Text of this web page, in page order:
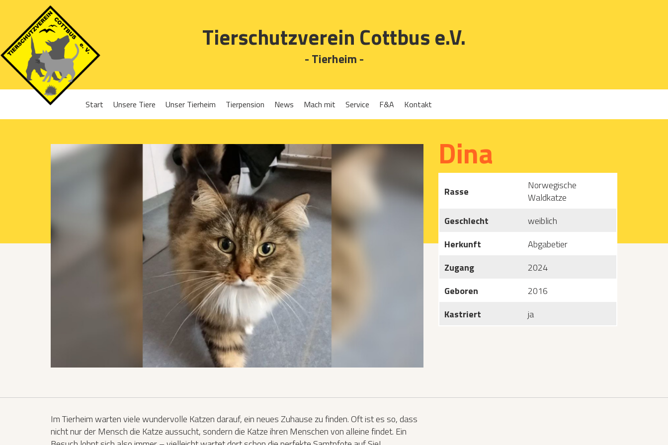
Tierschutzverein Cottbus e.V.
- Tierheim -
Start Unsere Tiere Unser Tierheim
Projekte 2017
Projekte 2018
Projekte 2019
Projekte 2020
Projekte 2021
Projekte 2022
Projekte 2023
Projekte 2024
Organisation
Tierpension News Mach mit
Ehrenamt
Gassigehen
Mitglied werden
Patenschaften
Katzen­futterplätze
Testament
Katzen vorlesen
Service
Tierpension
F&A Kontakt
Dina
Rasse
Norwegische
Waldkatze
Geschlecht
weiblich
Herkunft
Abgabetier
Zugang
2024
Geboren
2016
Kastriert
ja
Im Tierheim warten viele wundervolle Katzen darauf, ein neues Zuhause zu finden. Oft ist es so, dass
nicht nur der Mensch die Katze aussucht, sondern die Katze ihren Menschen von alleine findet. Ein